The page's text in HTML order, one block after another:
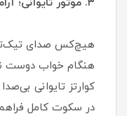
هیچ‌کس صدای
هنگام خواب دوست
در سکوت کامل